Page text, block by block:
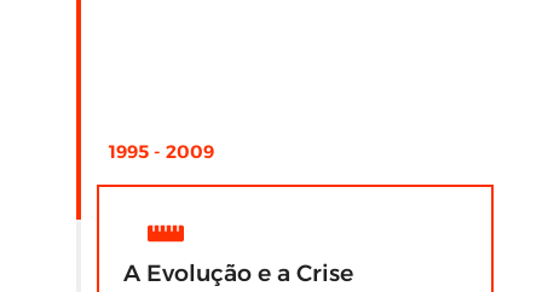
1995 - 2009
A Evolução e a Crise